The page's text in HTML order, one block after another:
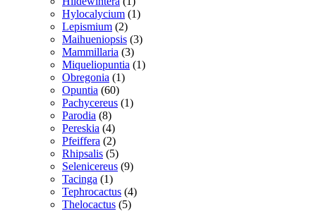
vare
Hylocalycium 11
Lepismium 22
varer
Maihueniopsis 33
Mammillaria 33
varer
Miqueliopuntia 11
Obregonia 11
Opuntia 6060
varer
Pachycereus 11
Parodia 88
varer
Pereskia 44
varer
Pfeiffera 22
varer
Rhipsalis 55
varer
Selenicereus 99
Tacinga 11
vare
Tephrocactus 44
Thelocactus 55